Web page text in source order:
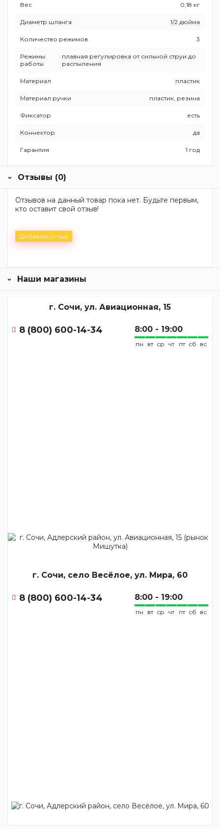
Вес 0,18 кг
Диаметр шланга 1/2 дюйма
Количество режимов 3
Режимы
работы
плавная регулировка от сильной струи до
распыления
Материал пластик
Материал ручки пластик, резина
Фиксатор есть
Коннектор да
Гарантия 1 год
Отзывы (0)
Отзывов на данный товар пока нет. Будьте первым,
кто оставит свой отзыв!
Добавить отзыв
Наши магазины
г. Сочи, ул. Авиационная, 15
8 (800) 600-14-34 8:00 - 19:00
пн вт ср чт пт сб вс
г. Сочи, село Весёлое, ул. Мира, 60
8 (800) 600-14-34 8:00 - 19:00
пн вт ср чт пт сб вс